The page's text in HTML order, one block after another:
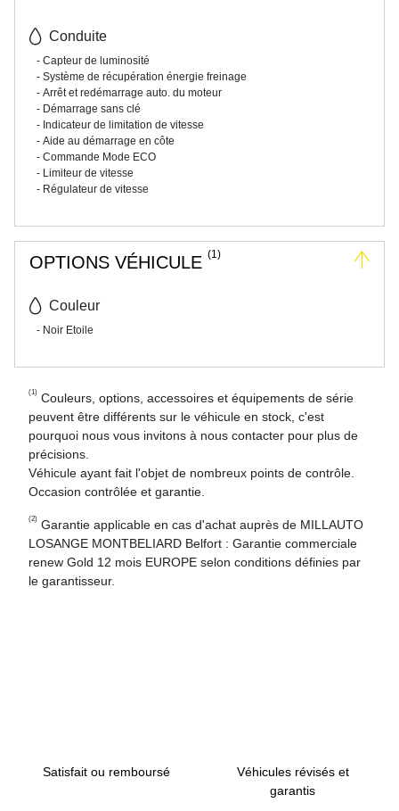
Conduite
Capteur de luminosité
Système de récupération énergie freinage
Arrêt et redémarrage auto. du moteur
Démarrage sans clé
Indicateur de limitation de vitesse
Aide au démarrage en côte
Commande Mode ECO
Limiteur de vitesse
Régulateur de vitesse
OPTIONS VÉHICULE (1)
Couleur
Noir Etoile
(1) Couleurs, options, accessoires et équipements de série
peuvent être différents sur le véhicule en stock, c'est
pourquoi nous vous invitons à nous contacter pour plus de
précisions.
Véhicule ayant fait l'objet de nombreux points de contrôle.
Occasion contrôlée et garantie.
(2) Garantie applicable en cas d'achat auprès de MILLAUTO
LOSANGE MONTBELIARD Belfort : Garantie commerciale
renew Gold 12 mois EUROPE selon conditions définies par
le garantisseur.
Satisfait ou remboursé
Véhicules révisés et
garantis